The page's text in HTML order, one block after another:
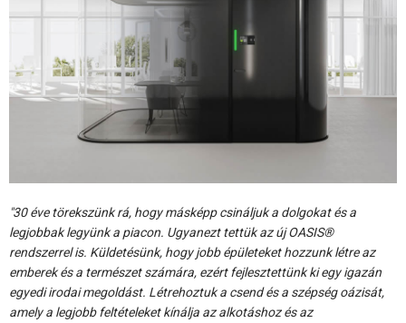
"30 éve törekszünk rá, hogy másképp csináljuk a dolgokat és a
legjobbak legyünk a piacon. Ugyanezt tettük az új OASIS®
rendszerrel is. Küldetésünk, hogy jobb épületeket hozzunk létre az
emberek és a természet számára, ezért fejlesztettünk ki egy igazán
egyedi irodai megoldást. Létrehoztuk a csend és a szépség oázisát,
amely a legjobb feltételeket kínálja az alkotáshoz és az